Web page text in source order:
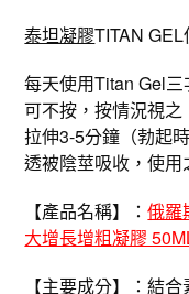
泰坦凝膠TITAN GEL
每天使用Titan Gel
可不按，按情況視
拉伸3-5分鐘（勃起
透被陰莖吸收，使用
【產品名稱】：俄羅
大增長增粗凝膠
【主要成分】：結